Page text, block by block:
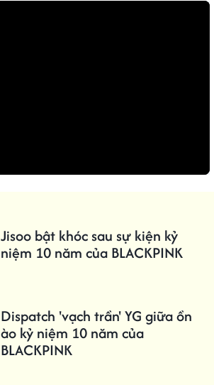
Jisoo bật khóc sau sự kiện kỷ
niệm 10 năm của BLACKPINK
Dispatch 'vạch trần' YG giữa ồn
ào kỷ niệm 10 năm của
BLACKPINK